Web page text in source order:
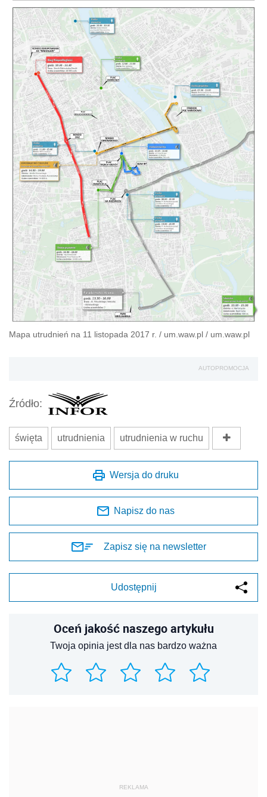
Mapa utrudnień na 11 listopada 2017 r. / um.waw.pl / um.waw.pl
AUTOPROMOCJA
Źródło:
święta utrudnienia utrudnienia w ruchu
Wersja do druku
Napisz do nas
Zapisz się na newsletter
Udostępnij
Oceń jakość naszego artykułu
Twoja opinia jest dla nas bardzo ważna
REKLAMA